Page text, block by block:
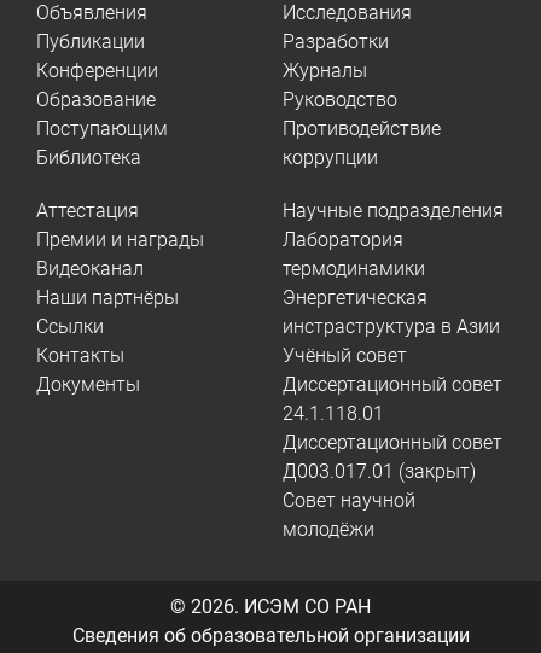
Объявления
Публикации
Конференции
Образование
Поступающим
Библиотека
Исследования
Разработки
Журналы
Руководство
Противодействие
коррупции
Аттестация
Премии и награды
Видеоканал
Наши партнёры
Ссылки
Контакты
Документы
Научные подразделения
Лаборатория
термодинамики
Энергетическая
инстраструктура в Азии
Учёный совет
Диссертационный совет
24.1.118.01
Диссертационный совет
Д003.017.01 (закрыт)
Совет научной
молодёжи
© 2026. ИСЭМ СО РАН
Сведения об образовательной организации